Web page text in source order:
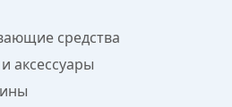
средства
аксессуары